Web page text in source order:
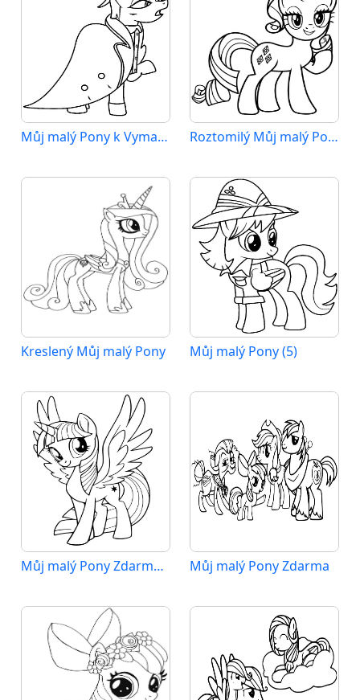
Můj malý Pony k Vymalování Roztomilý Můj malý Pony
Kreslený Můj malý Pony Můj malý Pony (5)
Můj malý Pony Zdarma Tisknutelný Můj malý Pony Zdarma